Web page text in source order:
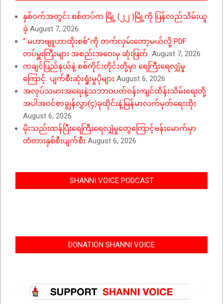
နှစ်ဝက်အတွင်း စစ်တပ်က မြို့ (၂၂ )မြို့ကို ပြန်လည်သိမ်းယူ
ခဲ့ August 7, 2026
“ မဟာဗျူဟာထိုးစစ်”ကို တက်လှမ်းတော့မယ်လို့ PDF
တပ်မှူးကြီးများ အစည်းအဝေးမှ ဆုံးဖြတ် August 7, 2026
ကချင်ပြည်နယ်နဲ့ စစ်ကိုင်းတိုင်းတို့မှာ ရေကြီးရေလျှံမှု
ကြောင့် ပျက်စီးဆုံးရှုံးမှုပိုများ August 6, 2026
အလုပ်သမားအရေးနဲ့သဘာဝပတ်ဝန်းကျင်ထိန်းသိမ်းရေးတို့
အပါအဝင်စာချွန်လွှာ(၄)ခုထိုင်းနဲ့မြန်မာလက်မှတ်ရေးထိုး
August 6, 2026
မိုးသည်းထန်ပြီးရေကြီးရေလျှံမှုတွေကြောင့်ဗန်းမောက်မှာ
တံတားနှစ်စီးပျက်စီး August 6, 2026
SHANNI VOICE PODCAST
DONATION SHANNI VOICE